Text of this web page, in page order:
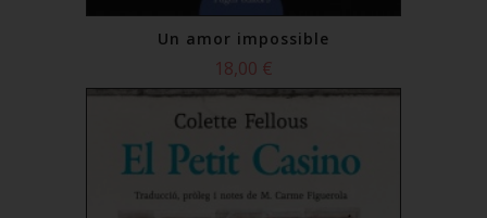
Un amor impossible
18,00 €